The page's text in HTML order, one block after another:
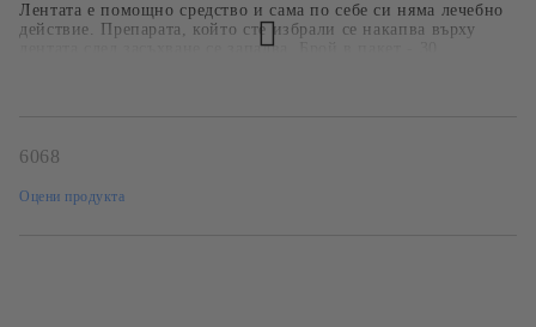
Лентата е помощно средство и сама по себе си няма лечебно
действие. Препарата, който сте избрали се накапва върху
лентата след засъхване се запалва. Брой в пакет - 30.
6068
Оцени продукта